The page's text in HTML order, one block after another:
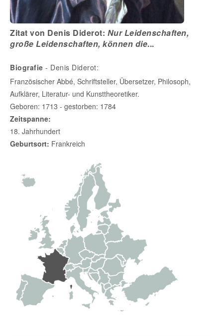
Zitat von Denis Diderot: Nur Leidenschaften,
große Leidenschaften, können die...
Biografie - Denis Diderot:
Französischer Abbé, Schriftsteller, Übersetzer, Philosoph,
Aufklärer, Literatur- und Kunsttheoretiker.
Geboren: 1713 - gestorben: 1784
Zeitspanne:
18. Jahrhundert
Geburtsort: Frankreich